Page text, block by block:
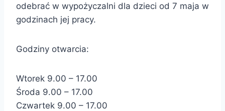
odebrać w wypożyczalni dla dzieci od 7 maja w
godzinach jej pracy.
Godziny otwarcia:
Wtorek 9.00 – 17.00
Środa 9.00 – 17.00
Czwartek 9.00 – 17.00